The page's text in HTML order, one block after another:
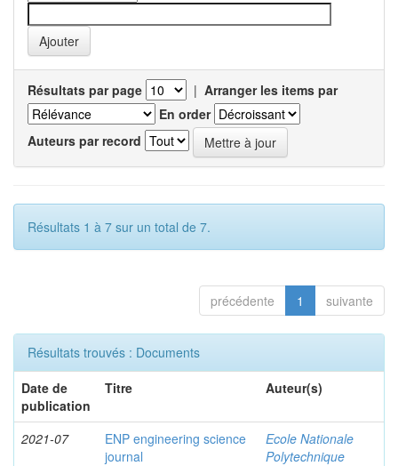
Résultats par page | Arranger les items par
En order
Auteurs par record
Résultats 1 à 7 sur un total de 7.
précédente 1 suivante
Résultats trouvés : Documents
Date de
publication
Titre Auteur(s)
2021-07
ENP engineering science
journal
Ecole Nationale
Polytechnique